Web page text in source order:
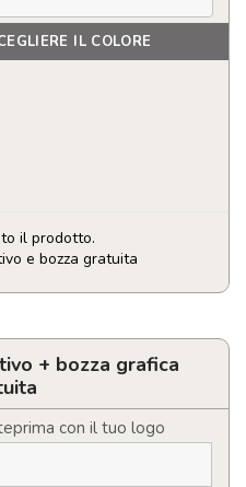
IL COLORE
il prodotto.
e bozza gratuita
+ bozza grafica
con il tuo logo